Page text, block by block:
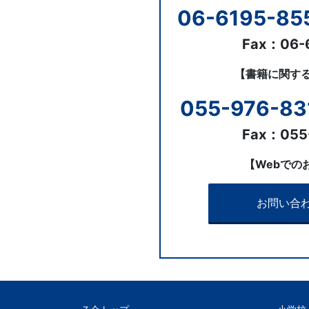
06-6195-
Fax：
【書籍に関す
055-976-
Fax：
【Webでの
お問い合